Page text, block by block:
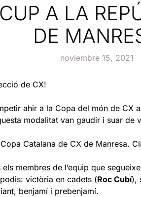
A LA
DE
noviembre 15, 2021
de CX!
ahir a la Copa del món de CX
modalitat van gaudir i suar
Catalana de CX de Manresa.
membres de l’equip que
victòria en cadets (Roc Cubí),
benjamí i prebenjamí.